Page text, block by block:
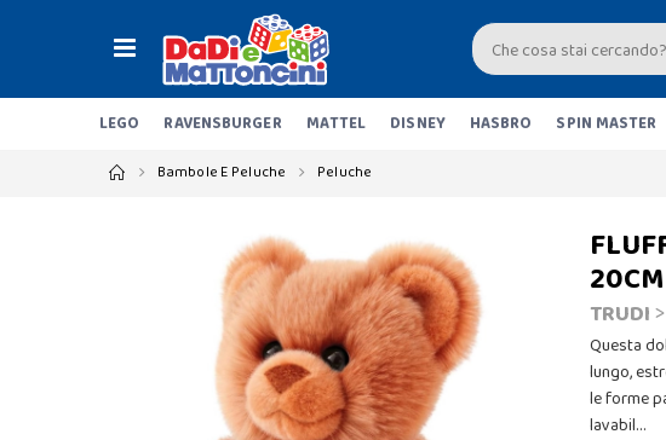
LEGO RAVENSBURGER MATTEL DISNEY HASBRO SPIN MASTER
Bambole E Peluche Peluche
20CM
TRUDI>
Questa
lungo,
le forme
lavabil…